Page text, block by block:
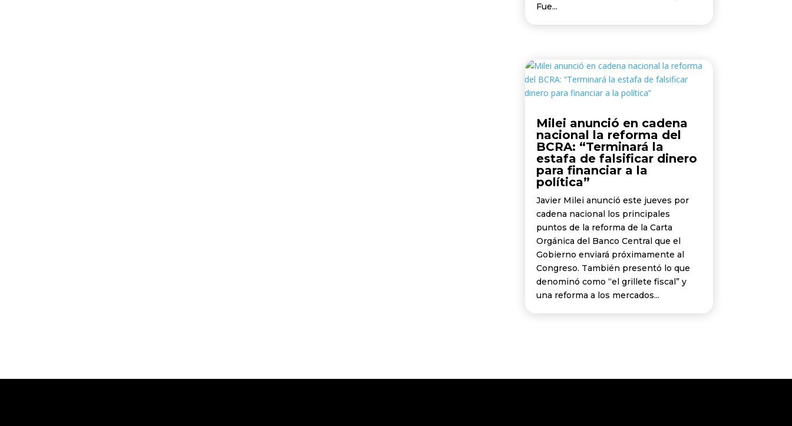
Fue...
Milei anunció en cadena
nacional la reforma del
BCRA: “Terminará la
estafa de falsificar dinero
para financiar a la
política”
Javier Milei anunció este jueves por
cadena nacional los principales
puntos de la reforma de la Carta
Orgánica del Banco Central que el
Gobierno enviará próximamente al
Congreso. También presentó lo que
denominó como “el grillete fiscal” y
una reforma a los mercados...